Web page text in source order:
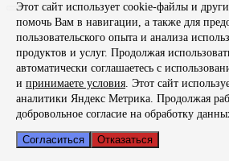
Этот сайт использует cookie-файлы и
помочь Вам в навигации, а также для
пользовательского опыта и анализа
продуктов и услуг. Продолжая
автоматически соглашаетесь с
и принимаете условия. Этот сайт
аналитики Яндекс Метрика. Продолжая
добровольное согласие на обработку
Согласиться Отказаться